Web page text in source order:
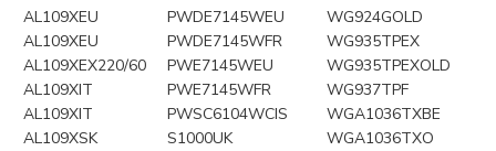
AL109XEU
PWDE7145WEU
WG924GOLD
AL109XEU
PWDE7145WFR
WG935TPEX
AL109XEX220/60
PWE7145WEU
WG935TPEXOLD
AL109XIT
PWE7145WFR
WG937TPF
AL109XIT
PWSC6104WCIS
WGA1036TXBE
AL109XSK
S1000UK
WGA1036TXO